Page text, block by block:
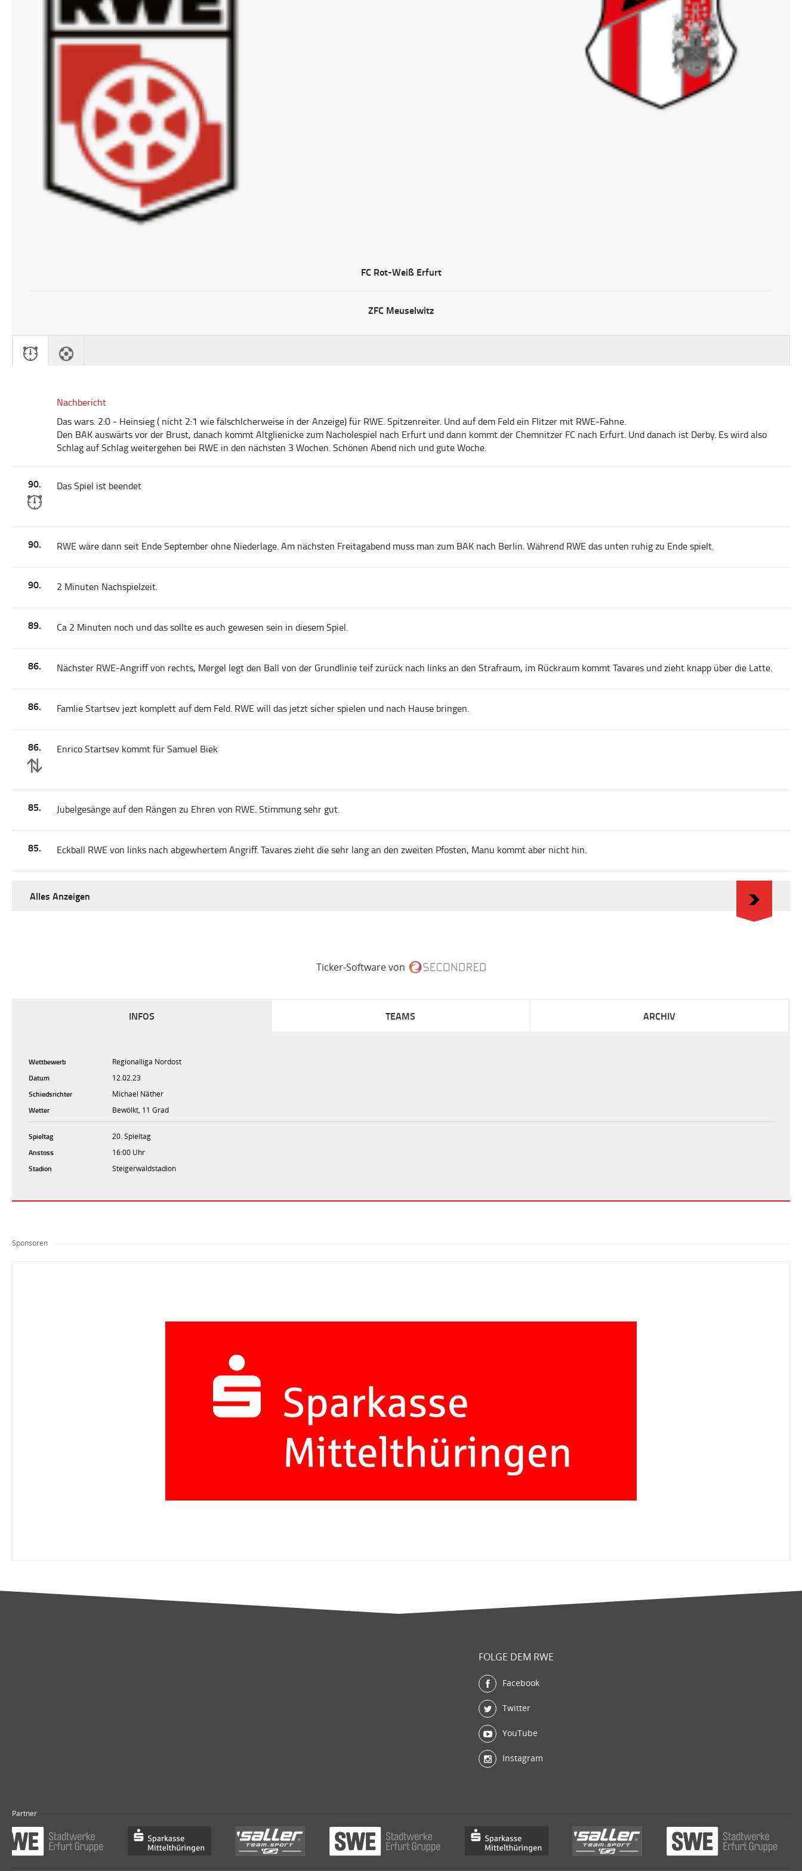
FC Rot-Weiß Erfurt
ZFC Meuselwitz
Nachbericht
Das wars. 2:0 - Heinsieg ( nicht 2:1 wie fälschlcherweise in der Anzeige) für RWE. Spitzenreiter. Und auf dem Feld ein Flitzer mit RWE-Fahne.
Den BAK auswärts vor der Brust, danach kommt Altglienicke zum Nacholespiel nach Erfurt und dann kommt der Chemnitzer FC nach Erfurt. Und danach ist Derby. Es wird also
Schlag auf Schlag weitergehen bei RWE in den nächsten 3 Wochen. Schönen Abend nich und gute Woche.
90. Das Spiel ist beendet
90. RWE wäre dann seit Ende September ohne Niederlage. Am nächsten Freitagabend muss man zum BAK nach Berlin. Während RWE das unten ruhig zu Ende spielt.
90. 2 Minuten Nachspielzeit.
89. Ca 2 Minuten noch und das sollte es auch gewesen sein in diesem Spiel.
86. Nächster RWE-Angriff von rechts, Mergel legt den Ball von der Grundlinie teif zurück nach links an den Strafraum, im Rückraum kommt Tavares und zieht knapp über die Latte.
86. Famlie Startsev jezt komplett auf dem Feld. RWE will das jetzt sicher spielen und nach Hause bringen.
86. Enrico Startsev kommt für Samuel Biek
85. Jubelgesänge auf den Rängen zu Ehren von RWE. Stimmung sehr gut.
85. Eckball RWE von links nach abgewhertem Angriff. Tavares zieht die sehr lang an den zweiten Pfosten, Manu kommt aber nicht hin.
Alles Anzeigen
Ticker-Software von
INFOS TEAMS ARCHIV
Wettbewerb
Regionalliga Nordost
Datum
12.02.23
Schiedsrichter
Michael Näther
Wetter
Bewölkt, 11 Grad
Spieltag
20. Spieltag
Anstoss
16:00 Uhr
Stadion
Steigerwaldstadion
Sponsoren
FOLGE DEM RWE
Facebook
Twitter
YouTube
Instagram
Partner